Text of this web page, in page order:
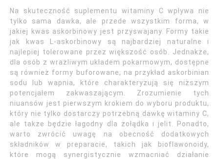
Na skuteczność suplementu witaminy C wpływa nie
tylko sama dawka, ale przede wszystkim forma, w
jakiej kwas askorbinowy jest przyswajany. Formy takie
jak kwas L-askorbinowy są najbardziej naturalne i
najlepiej tolerowane przez większość osób. Jednakże,
dla osób z wrażliwym układem pokarmowym, dostępne
są również formy buforowane, na przykład askorbinian
sodu lub wapnia, które charakteryzują się niższym
potencjałem zakwaszającym. Zrozumienie tych
niuansów jest pierwszym krokiem do wyboru produktu,
który nie tylko dostarczy potrzebną dawkę witaminy C,
ale także będzie łagodny dla żołądka i jelit. Ponadto,
warto zwrócić uwagę na obecność dodatkowych
składników w preparacie, takich jak bioflawonoidy,
które mogą synergistycznie wzmacniać działanie